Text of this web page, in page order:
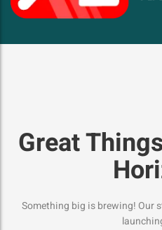
Great
Something big is brewing! Our